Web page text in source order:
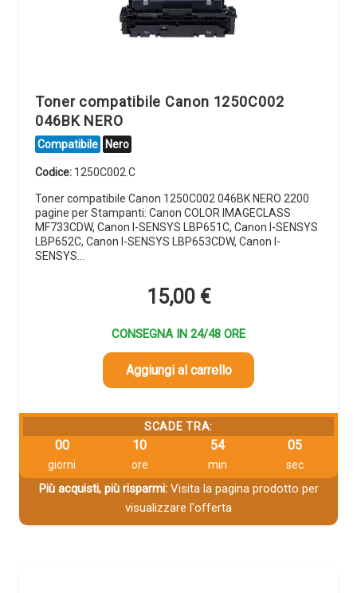
Toner compatibile Canon 1250C002
046BK NERO
Compatibile Nero
Codice: 1250C002.C
Toner compatibile Canon 1250C002 046BK NERO 2200
pagine per Stampanti: Canon COLOR IMAGECLASS
MF733CDW, Canon I-SENSYS LBP651C, Canon I-SENSYS
LBP652C, Canon I-SENSYS LBP653CDW, Canon I-
SENSYS…
15,00 €
CONSEGNA IN 24/48 ORE
Aggiungi al carrello
SCADE TRA:
00
giorni
10
ore
54
min
04
sec
Più acquisti, più risparmi:Visita la pagina prodotto per
visualizzare l'offerta